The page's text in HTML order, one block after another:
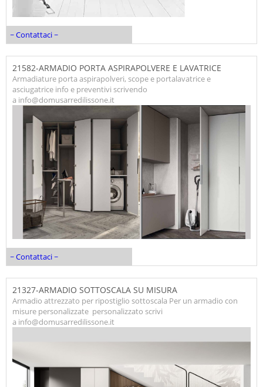
~ Contattaci ~
21582-ARMADIO PORTA ASPIRAPOLVERE E LAVATRICE
Armadiature porta aspirapolveri, scope e portalavatrice e
asciugatrice info e preventivi scrivendo
a info@domusarredilissone.it
~ Contattaci ~
21327-ARMADIO SOTTOSCALA SU MISURA
Armadio attrezzato per ripostiglio sottoscala Per un armadio con
misure personalizzate personalizzato scrivi
a info@domusarredilissone.it